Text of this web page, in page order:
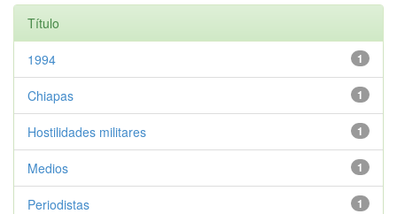
Título
1
1994
1
Chiapas
1
Hostilidades militares
1
Medios
1
Periodistas